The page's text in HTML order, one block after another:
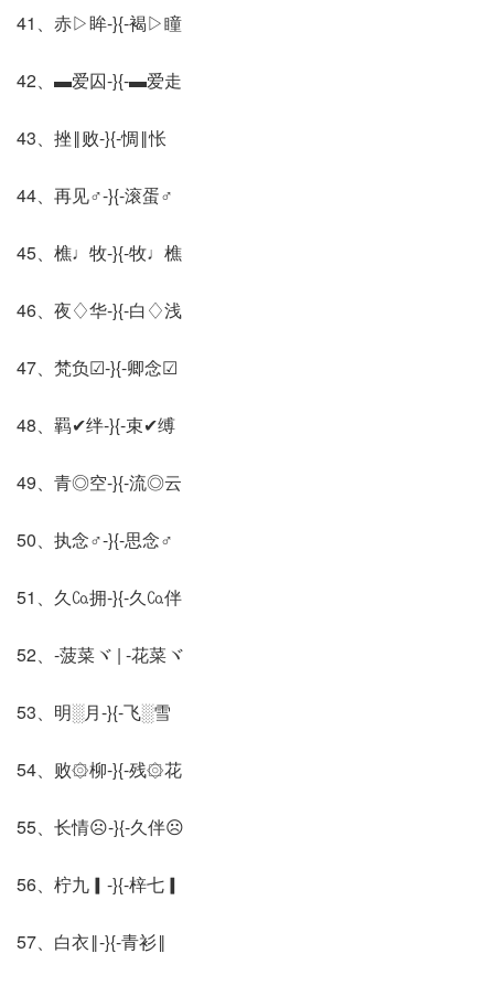
41、赤▷眸-}{-褐▷瞳
42、▬爱囚-}{-▬爱走
43、挫‖败-}{-惆‖怅
44、再见♂-}{-滚蛋♂
45、樵♩牧-}{-牧♩樵
46、夜♢华-}{-白♢浅
47、梵负☑-}{-卿念☑
48、羁✔绊-}{-束✔缚
49、青◎空-}{-流◎云
50、执念♂-}{-思念♂
51、久㏇拥-}{-久㏇伴
52、-菠菜ヾ | -花菜ヾ
53、明░月-}{-飞░雪
54、败۞柳-}{-残۞花
55、长情☹-}{-久伴☹
56、柠九▎-}{-梓七▎
57、白衣‖-}{-青衫‖